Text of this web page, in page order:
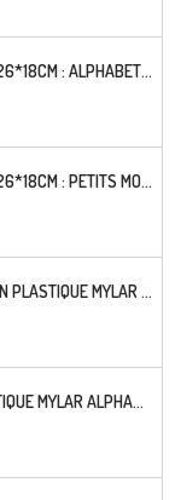
POCHOIR PLASTIQUE 26*18CM : ALPHABET (16)
POCHOIR PLASTIQUE 26*18CM : PETITS MOTIFS FLORALES
POCHOIR LETTRE A4 EN PLASTIQUE MYLAR ALPHABET RACINE 30 MM
POCHOIR A4 EN PLASTIQUE MYLAR ALPHABET LETTRE TYPO SEGOE 25 MM